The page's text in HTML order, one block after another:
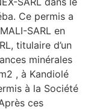
Ce permis a
SARL en
titulaire d’un
minérales
, à Kandiolé
à la Société
ces